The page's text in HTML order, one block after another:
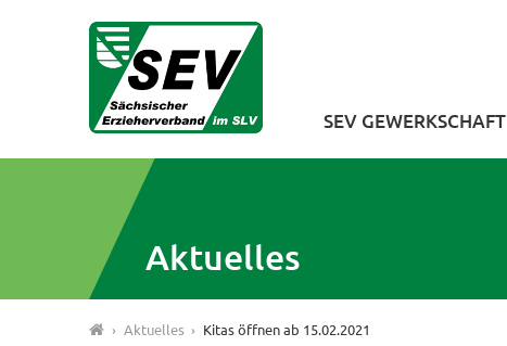
SEV GEWERKSCHAFT
Aktuelles
› Aktuelles › Kitas öffnen ab 15.02.2021